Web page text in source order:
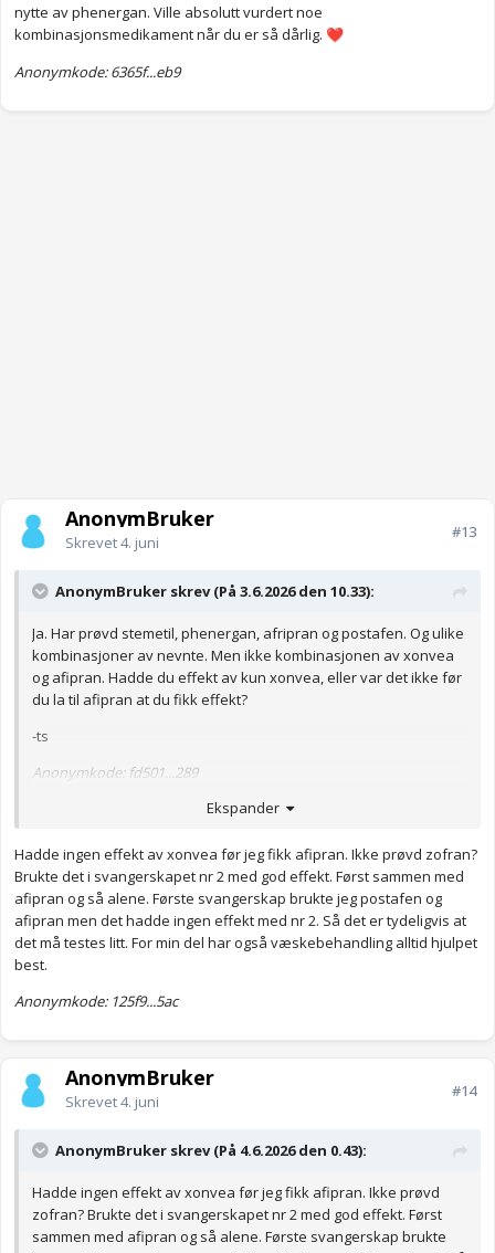
nytte av phenergan. Ville absolutt vurdert noe
kombinasjonsmedikament når du er så dårlig. ❤️
Anonymkode: 6365f...eb9
AnonymBruker
Skrevet4. juni
#13
AnonymBruker skrev (På 3.6.2026 den 10.33):
Ja. Har prøvd stemetil, phenergan, afripran og postafen. Og ulike
kombinasjoner av nevnte. Men ikke kombinasjonen av xonvea
og afipran. Hadde du effekt av kun xonvea, eller var det ikke før
du la til afipran at du fikk effekt?
-ts
Anonymkode: fd501...289
Ekspander
Hadde ingen effekt av xonvea før jeg fikk afipran. Ikke prøvd zofran?
Brukte det i svangerskapet nr 2 med god effekt. Først sammen med
afipran og så alene. Første svangerskap brukte jeg postafen og
afipran men det hadde ingen effekt med nr 2. Så det er tydeligvis at
det må testes litt. For min del har også væskebehandling alltid hjulpet
best.
Anonymkode: 125f9...5ac
AnonymBruker
Skrevet4. juni
#14
AnonymBruker skrev (På 4.6.2026 den 0.43):
Hadde ingen effekt av xonvea før jeg fikk afipran. Ikke prøvd
zofran? Brukte det i svangerskapet nr 2 med god effekt. Først
sammen med afipran og så alene. Første svangerskap brukte